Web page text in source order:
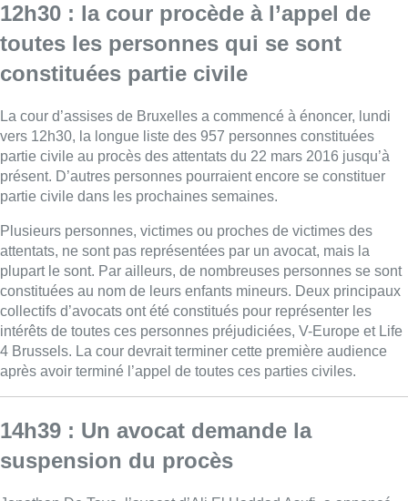
12h30 : la cour procède à l’appel de
toutes les personnes qui se sont
constituées partie civile
La cour d’assises de Bruxelles a commencé à énoncer, lundi
vers 12h30, la longue liste des 957 personnes constituées
partie civile au procès des attentats du 22 mars 2016 jusqu’à
présent. D’autres personnes pourraient encore se constituer
partie civile dans les prochaines semaines.
Plusieurs personnes, victimes ou proches de victimes des
attentats, ne sont pas représentées par un avocat, mais la
plupart le sont. Par ailleurs, de nombreuses personnes se sont
constituées au nom de leurs enfants mineurs. Deux principaux
collectifs d’avocats ont été constitués pour représenter les
intérêts de toutes ces personnes préjudiciées, V-Europe et Life
4 Brussels. La cour devrait terminer cette première audience
après avoir terminé l’appel de toutes ces parties civiles.
14h39 : Un avocat demande la
suspension du procès